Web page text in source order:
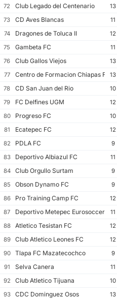
72
Club Legado del Centenario 13
73
CD Aves Blancas 11
74
Dragones de Toluca II 12
75
Gambeta FC 11
76
Club Gallos Viejos 13
77
Centro de Formacion Chiapas Futbol
13
78
CD San Juan del Rio 10
79
FC Delfines UGM 12
80
Progreso FC 10
81
Ecatepec FC 12
82
PDLA FC 9
83
Deportivo Albiazul FC 11
84
Club Orgullo Surtam 9
85
Obson Dynamo FC 9
86
Pro Training Camp FC 12
87
Deportivo Metepec Eurosoccer FC
11
88
Atletico Tesistan FC 12
89
Club Atletico Leones FC 12
90
Tlapa FC Mazatecochco 9
91
Selva Canera 11
92
Club Atletico Tijuana 10
93
CDC Dominguez Osos 13